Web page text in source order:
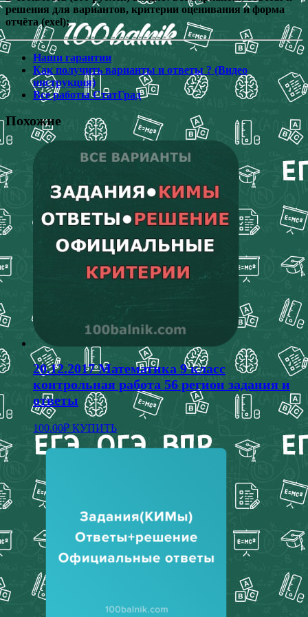
решения для вариантов, критерии оценивания и форма
отчёта (exel);
Наши гарантии
Как получить варианты и ответы ? (Видео
инструкция)
Все работы СтатГрад
Похожие
20.12.2017 Математика 9 класс
контрольная работа 56 регион задания и
ответы
100.00₽ КУПИТЬ